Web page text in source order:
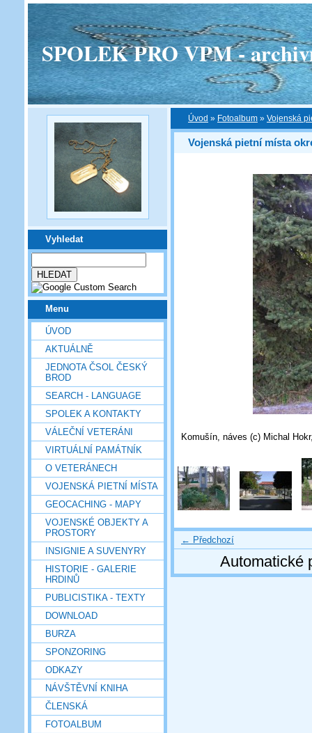
SPOLEK PRO VPM -
Vyhledat
Menu
ÚVOD
AKTUÁLNĚ
JEDNOTA ČSOL ČESKÝ
BROD
SEARCH - LANGUAGE
SPOLEK A KONTAKTY
VÁLEČNÍ VETERÁNI
VIRTUÁLNÍ PAMÁTNÍK
O VETERÁNECH
VOJENSKÁ PIETNÍ MÍSTA
GEOCACHING - MAPY
VOJENSKÉ OBJEKTY A
PROSTORY
INSIGNIE A SUVENYRY
HISTORIE - GALERIE
HRDINŮ
PUBLICISTIKA - TEXTY
DOWNLOAD
BURZA
SPONZORING
ODKAZY
NÁVŠTĚVNÍ KNIHA
ČLENSKÁ
FOTOALBUM
Úvod » Fotoalbum » Vojenská
Vojenská pietní místa
Komušín, náves (c) Michal
← Předchozí
Automatické